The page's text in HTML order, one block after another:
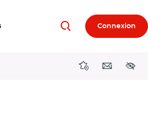
RechercherConnexion
DirectionsContact